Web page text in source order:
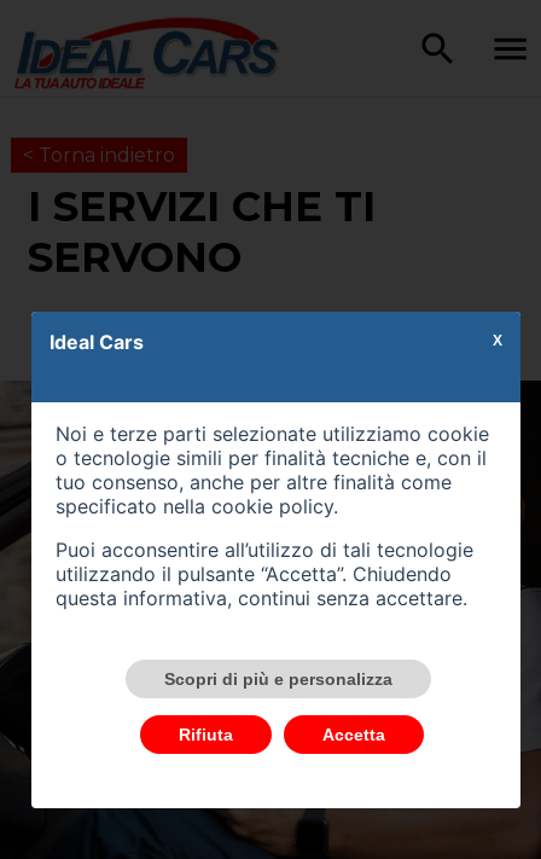
< Torna indietro
I SERVIZI CHE TI
SERVONO
Ideal Cars
Noi e terze parti selezionate utilizziamo cookie
o tecnologie simili per finalità tecniche e, con il
tuo consenso, anche per altre finalità come
specificato nella cookie policy.
Puoi acconsentire all’utilizzo di tali tecnologie
utilizzando il pulsante “Accetta”. Chiudendo
questa informativa, continui senza accettare.
Scopri di più e personalizza
Rifiuta Accetta
X